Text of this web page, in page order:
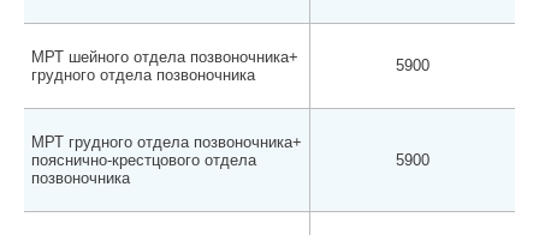
МРТ шейного отдела позвоночника+
грудного отдела позвоночника
5900
МРТ грудного отдела позвоночника+
пояснично-крестцового отдела
позвоночника
5900